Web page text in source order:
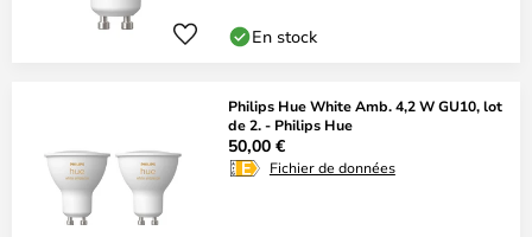
En stock
Philips Hue White Amb. 4,2 W GU10, lot
de 2. - Philips Hue
50,00 €
Fichier de données